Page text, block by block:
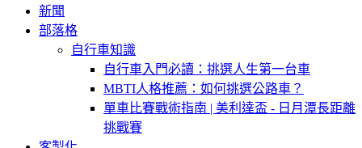
新聞
部落格
自行車知識
自行車入門必讀：挑選人生第一台車
MBTI人格推薦：如何挑選公路車？
單車比賽戰術指南 | 美利達盃 - 日月潭長距離
挑戰賽